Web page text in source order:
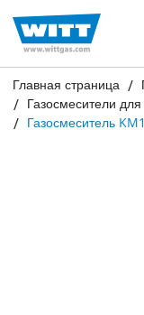
Главная страница
Газосмесители
Газосмеситель